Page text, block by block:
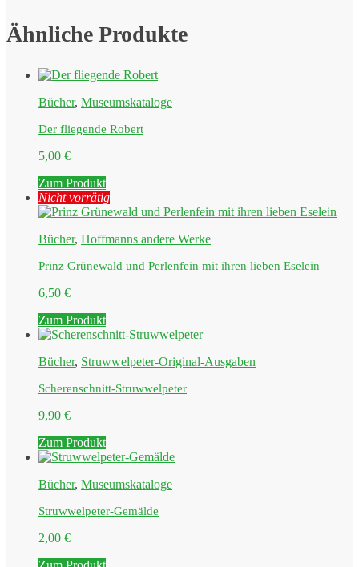
Ähnliche Produkte
Bücher, Museumskataloge
Der fliegende Robert
5,00 €
Zum Produkt
Nicht vorrätig
Bücher, Hoffmanns andere Werke
Prinz Grünewald und Perlenfein mit ihren lieben Eselein
6,50 €
Zum Produkt
Bücher, Struwwelpeter-Original-Ausgaben
Scherenschnitt-Struwwelpeter
9,90 €
Zum Produkt
Bücher, Museumskataloge
Struwwelpeter-Gemälde
2,00 €